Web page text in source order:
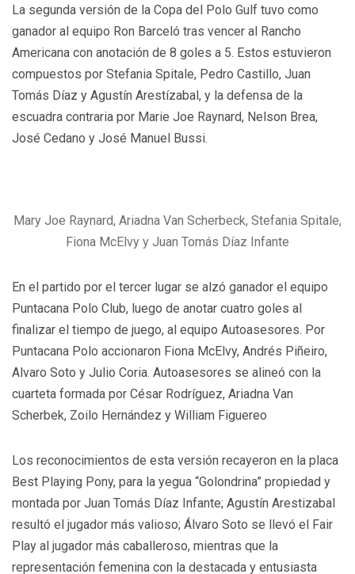
La segunda versión de la Copa del Polo Gulf tuvo como
ganador al equipo Ron Barceló tras vencer al Rancho
Americana con anotación de 8 goles a 5. Estos estuvieron
compuestos por Stefania Spitale, Pedro Castillo, Juan
Tomás Díaz y Agustín Arestízabal, y la defensa de la
escuadra contraria por Marie Joe Raynard, Nelson Brea,
José Cedano y José Manuel Bussi.
Mary Joe Raynard, Ariadna Van Scherbeck, Stefania Spitale,
Fiona McElvy y Juan Tomás Díaz Infante
En el partido por el tercer lugar se alzó ganador el equipo
Puntacana Polo Club, luego de anotar cuatro goles al
finalizar el tiempo de juego, al equipo Autoasesores. Por
Puntacana Polo accionaron Fiona McElvy, Andrés Piñeiro,
Alvaro Soto y Julio Coria. Autoasesores se alineó con la
cuarteta formada por César Rodríguez, Ariadna Van
Scherbek, Zoilo Hernández y William Figuereo
Los reconocimientos de esta versión recayeron en la placa
Best Playing Pony, para la yegua “Golondrina” propiedad y
montada por Juan Tomás Díaz Infante; Agustín Arestizabal
resultó el jugador más valioso; Álvaro Soto se llevó el Fair
Play al jugador más caballeroso, mientras que la
representación femenina con la destacada y entusiasta